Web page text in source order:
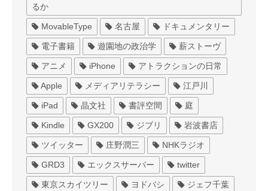
るか
MovableType 名古屋 ドキュメンタリー
電子書籍 遊園地の政治学 薪ストーヴ
アニメ iPhone アトラクションの日常
Apple メディアリテラシー 江戸川
iPad 晶文社 書評空間 庭
Kindle GX200 ジブリ 岩波書店
ツイッター 庄野潤三 NHKラジオ
GRD3 エックスサーバー twitter
東京スカイツリー ヨドバシ ジェフ千葉